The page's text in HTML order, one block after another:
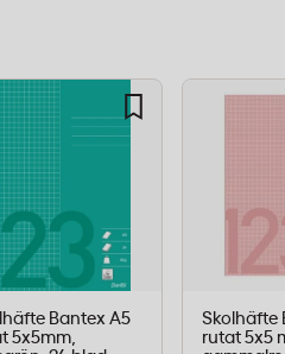
Bantex A5
5x5mm,
Skolhäfte
rutat 5x5